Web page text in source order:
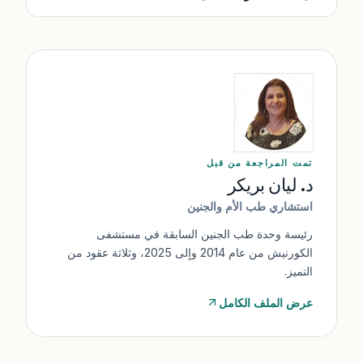
نستخدم نظام سحب بطيء ومنظم للحفاظ على استقرار
الضغط.
تمت المراجعة من قبل
د. ليان بريكر
استشاري طب الأم والجنين
رئيسة وحدة طب الجنين السابقة في مستشفى
الكورنيش من عام 2014 وإلى 2025، وثلاثة عقود من
التميز.
عرض الملف الكامل